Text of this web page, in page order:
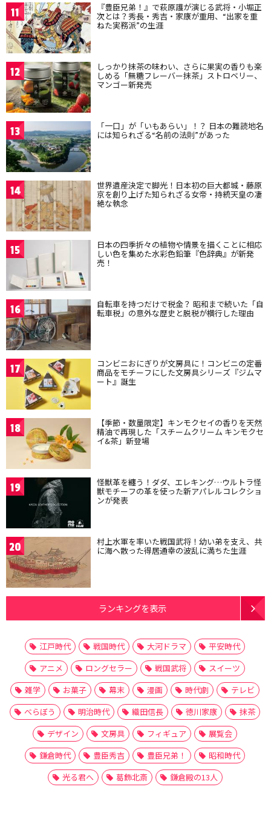
11 『豊臣兄弟！』で萩原護が演じる武将・小堀正
次とは？秀長・秀吉・家康が重用、“出家を重
ねた実務派”の生涯
12 しっかり抹茶の味わい、さらに果実の香りも楽
しめる「無糖フレーバー抹茶」ストロベリー、
マンゴー新発売
13 「一口」が「いもあらい」！？ 日本の難読地名
には知られざる“名前の法則”があった
14 世界遺産決定で脚光！日本初の巨大都城・藤原
京を創り上げた知られざる女帝・持統天皇の凄
絶な執念
15 日本の四季折々の植物や情景を描くことに相応
しい色を集めた水彩色鉛筆『色辞典』が新発
売！
16 自転車を持つだけで税金？ 昭和まで続いた「自
転車税」の意外な歴史と脱税が横行した理由
17 コンビニおにぎりが文房具に！コンビニの定番
商品をモチーフにした文房具シリーズ『ジムマ
ート』誕生
18 【季節・数量限定】キンモクセイの香りを天然
精油で再現した「スチームクリーム キンモクセ
イ&茶」新登場
19 怪獣革を纏う！ダダ、エレキング…ウルトラ怪
獣モチーフの革を使った新アパレルコレクショ
ンが発表
20 村上水軍を率いた戦国武将！幼い弟を支え、共
に海へ散った得居通幸の波乱に満ちた生涯
ランキングを表示
江戸時代 戦国時代 大河ドラマ
平安時代
アニメ
ロングセラー 戦国武将
スイーツ
雑学
お菓子 幕末 漫画 時代劇
テレビ
べらぼう
明治時代 織田信長 徳川家康
抹茶
デザイン
文房具 フィギュア
展覧会
鎌倉時代
豊臣秀吉 豊臣兄弟！
昭和時代
光る君へ
葛飾北斎 鎌倉殿の13人